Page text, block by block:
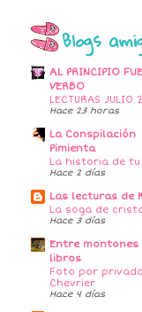
Blogs
AL PRINCIPIO
VERBO
LECTURAS JULIO
Hace 23 horas
La Conspilación
Pimienta
La historia de
Hace 2 días
Las lecturas de
La soga de
Hace 3 días
Entre montones
libros
Foto por
Chevrier
Hace 4 días